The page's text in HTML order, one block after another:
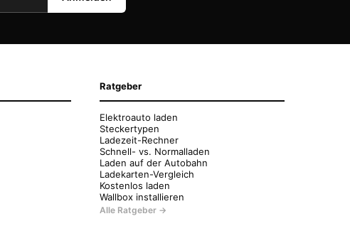
Ratgeber
Elektroauto laden
Steckertypen
Ladezeit-Rechner
Schnell- vs. Normalladen
Laden auf der Autobahn
Ladekarten-Vergleich
Kostenlos laden
Wallbox installieren
Alle Ratgeber →